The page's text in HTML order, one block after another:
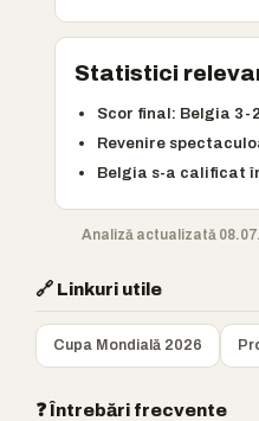
Statistici
Scor final: Belgia 3-
Revenire
Belgia s-a calificat
Analiză actualizată
🔗 Linkuri utile
Cupa Mondială 2026
❓ Întrebări frecvente